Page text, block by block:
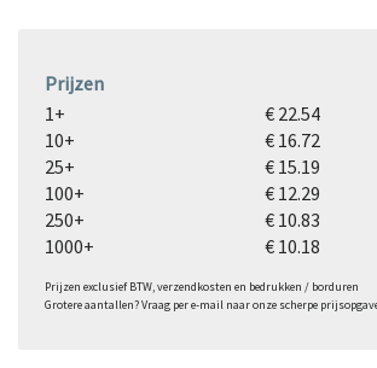
Prijzen
1+
€ 22.54
10+
€ 16.72
25+
€ 15.19
100+
€ 12.29
250+
€ 10.83
1000+
€ 10.18
Prijzen exclusief BTW, verzendkosten en bedrukken / borduren
Grotere aantallen? Vraag per e-mail naar onze scherpe